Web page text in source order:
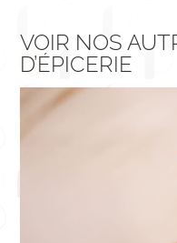
VOIR NOS
D’ÉPICERIE